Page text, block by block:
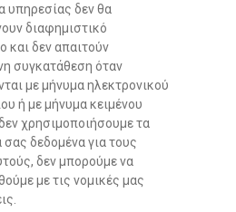
υπηρεσίας δεν θα
διαφημιστικό
και δεν απαιτούν
συγκατάθεση όταν
με μήνυμα ηλεκτρονικού
ή με μήνυμα κειμένου
χρησιμοποιήσουμε τα
δεδομένα για τους
δεν μπορούμε να
με τις νομικές μας